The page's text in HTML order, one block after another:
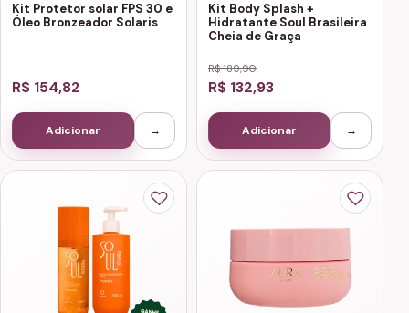
Kit Protetor solar FPS 30 e
Óleo Bronzeador Solaris
R$ 154,82
Adicionar →
Kit Body Splash +
Hidratante Soul Brasileira
Cheia de Graça
R$ 189,90
R$ 132,93
Adicionar →